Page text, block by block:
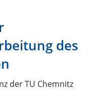
des
der TU Chemnitz